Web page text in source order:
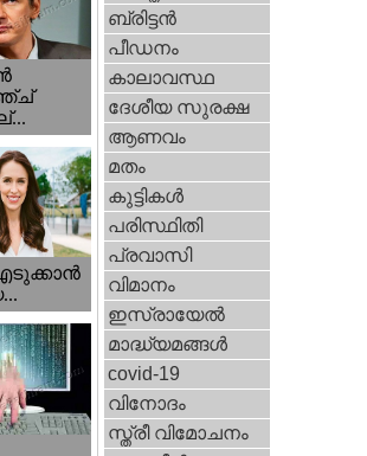
ബ്രിട്ടന്‍
പീഡനം
കാലാവസ്ഥ
ദേശീയ സുരക്ഷ
ആണവം
മതം
കുട്ടികള്‍
പരിസ്ഥിതി
പ്രവാസി
വിമാനം
ഇസ്രായേല്‍
മാദ്ധ്യമങ്ങള്‍
covid-19
വിനോദം
സ്ത്രീ വിമോചനം